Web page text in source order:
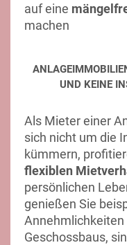
auf eine
machen
UND KEINE
Als Mieter einer
sich nicht um die
kümmern,
flexiblen
persönlichen
genießen Sie
Geschossbaus,